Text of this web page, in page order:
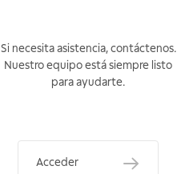
Si necesita asistencia, contáctenos.
Nuestro equipo está siempre listo
para ayudarte.
Acceder